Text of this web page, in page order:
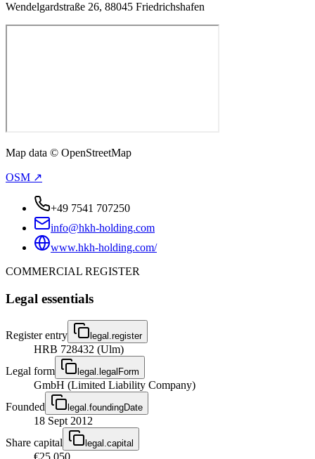
Wendelgardstraße 26, 88045 Friedrichshafen
Map data © OpenStreetMap
OSM ↗
+49 7541 707250
info@hkh-holding.com
www.hkh-holding.com/
COMMERCIAL REGISTER
Legal essentials
Register entry legal.register
HRB 728432 (Ulm)
Legal form
legal.legalForm
GmbH (Limited Liability Company)
Founded
legal.foundingDate
18 Sept 2012
Share capital
legal.capital
€25,050